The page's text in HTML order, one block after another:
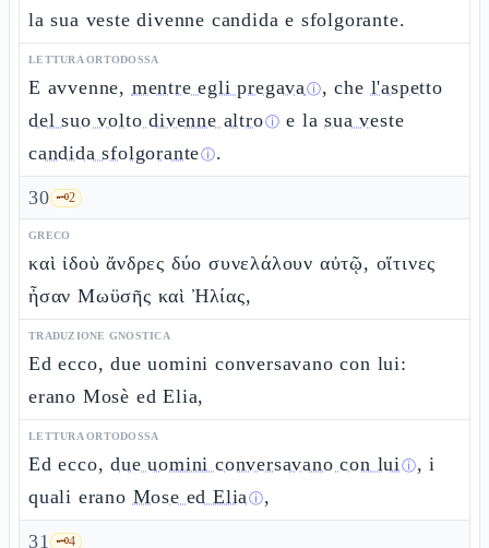
la sua veste divenne candida e sfolgorante.
LETTURA ORTODOSSA
E avvenne, mentre egli pregavaⓘ, che l'aspetto
del suo volto divenne altroⓘ e lasua veste
candida sfolgoranteⓘ.
30 🗝️2
GRECO
καὶ ἰδοὺ ἄνδρες δύο συνελάλουν αὐτῷ, οἵτινες
ἦσαν Μωϋσῆς καὶ Ἠλίας,
TRADUZIONE GNOSTICA
Ed ecco, due uomini conversavano con lui:
erano Mosè ed Elia,
LETTURA ORTODOSSA
Ed ecco,due uomini conversavano con luiⓘ, i
quali erano Mose ed Eliaⓘ,
31 🗝️4